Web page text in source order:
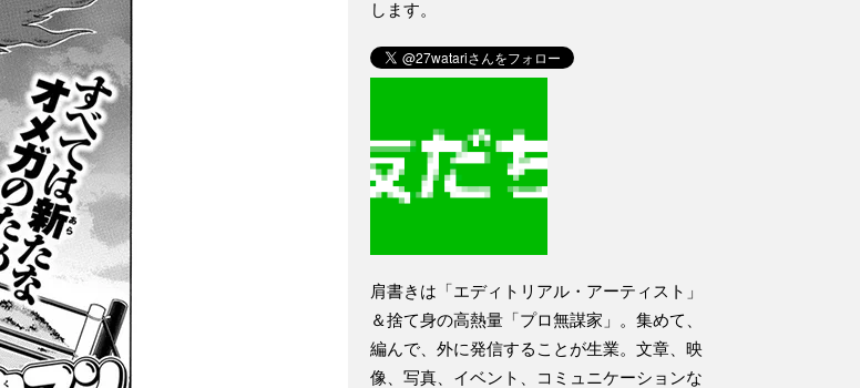
します。
肩書きは「エディトリアル・アーティスト」
＆捨て身の高熱量「プロ無謀家」。集めて、
編んで、外に発信することが生業。文章、映
像、写真、イベント、コミュニケーションな